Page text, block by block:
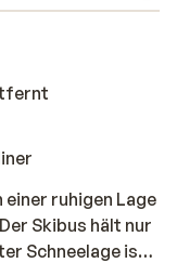
ruhigen Lage
Skibus hält nur
Schneelage ist